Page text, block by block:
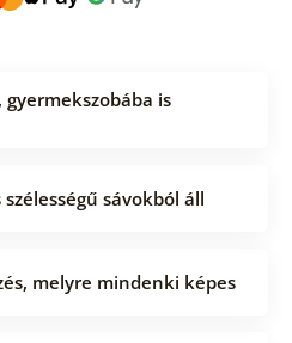
is
sávokból áll
melyre mindenki képes